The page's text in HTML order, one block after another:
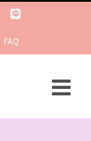
LINE
FAQ